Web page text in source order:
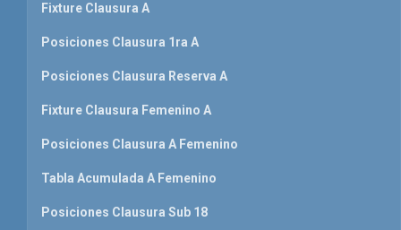
Fixture Clausura A
Posiciones Clausura 1ra A
Posiciones Clausura Reserva A
Fixture Clausura Femenino A
Posiciones Clausura A Femenino
Tabla Acumulada A Femenino
Posiciones Clausura Sub 18